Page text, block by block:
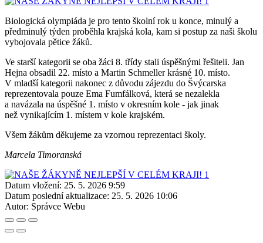
Biologická olympiáda je pro tento školní rok u konce, minulý a
předminulý týden proběhla krajská kola, kam si postup za naši školu
vybojovala pětice žáků.
Ve starší kategorii se oba žáci 8. třídy stali úspěšnými řešiteli. Jan
Hejna obsadil 22. místo a Martin Schmeller krásné 10. místo.
V mladší kategorii nakonec z důvodu zájezdu do Švýcarska
reprezentovala pouze Ema Fumfálková, která se nezalekla
a navázala na úspěšné 1. místo v okresním kole - jak jinak
než vynikajícím 1. místem v kole krajském.
Všem žákům děkujeme za vzornou reprezentaci školy.
Marcela Timoranská
Datum vložení: 25. 5. 2026 9:59
Datum poslední aktualizace: 25. 5. 2026 10:06
Autor: Správce Webu